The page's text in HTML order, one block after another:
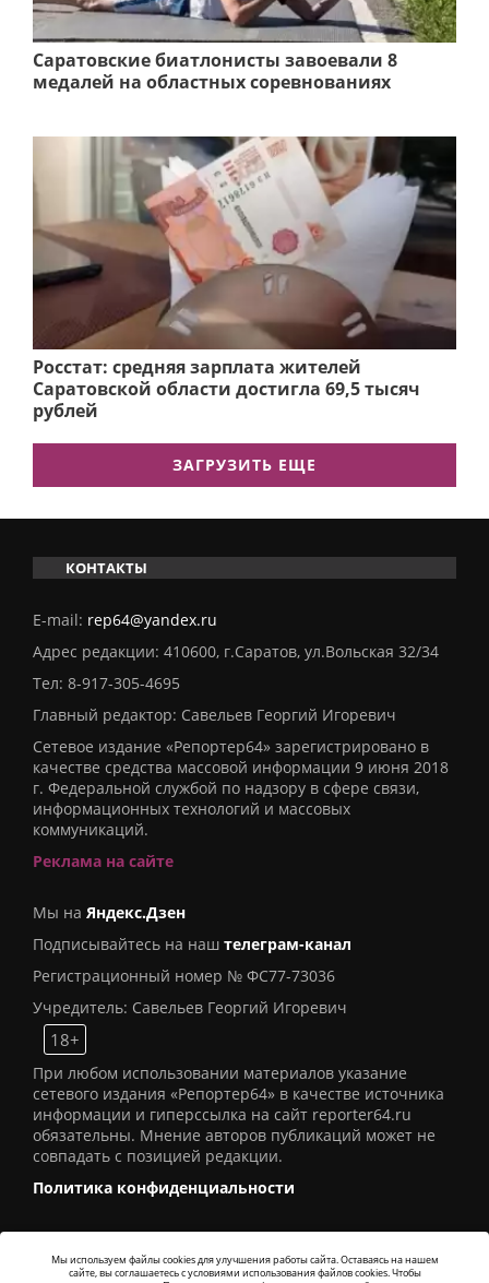
Саратовские биатлонисты завоевали 8
медалей на областных соревнованиях
Росстат: средняя зарплата жителей
Саратовской области достигла 69,5 тысяч
рублей
ЗАГРУЗИТЬ ЕЩЕ
КОНТАКТЫ
E-mail: rep64@yandex.ru
Адрес редакции: 410600, г.Саратов, ул.Вольская 32/34
Тел: 8-917-305-4695
Главный редактор: Савельев Георгий Игоревич
Сетевое издание «Репортер64» зарегистрировано в
качестве средства массовой информации 9 июня 2018
г. Федеральной службой по надзору в сфере связи,
информационных технологий и массовых
коммуникаций.
Реклама на сайте
Мы на Яндекс.Дзен
Подписывайтесь на наш телеграм-канал
Регистрационный номер № ФС77-73036
Учредитель: Савельев Георгий Игоревич
18+
При любом использовании материалов указание
сетевого издания «Репортер64» в качестве источника
информации и гиперссылка на сайт reporter64.ru
обязательны. Мнение авторов публикаций может не
совпадать с позицией редакции.
Политика конфиденциальности
Мы используем файлы cookies для улучшения работы сайта. Оставаясь на нашем
сайте, вы соглашаетесь с условиями использования файлов cookies. Чтобы